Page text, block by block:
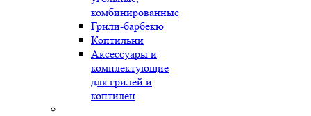
комбинированные
Грили-барбекю
Коптильни
Аксессуары и
комплектующие
для грилей и
коптилен